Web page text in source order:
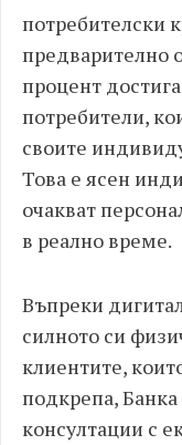
потребителски
предварително
процент
потребители,
своите
Това е ясен
очакват
в реално време.
Въпреки
силното си
клиентите,
подкрепа,
консултации с